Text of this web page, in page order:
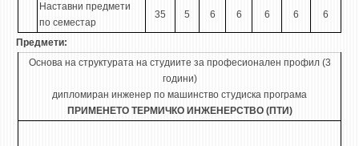
Наставни предмети
по семестар
35 5 6 6 6 6 6
Предмети:
Основа на структурата на студиите за професионален профил (3
години)
дипломиран инженер по машинство студиска програма
ПРИМЕНЕТО ТЕРМИЧКО ИНЖЕНЕРСТВО (ПТИ)